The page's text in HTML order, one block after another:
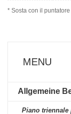
* Sosta con il
MENU
Allgemeine
Piano triennale